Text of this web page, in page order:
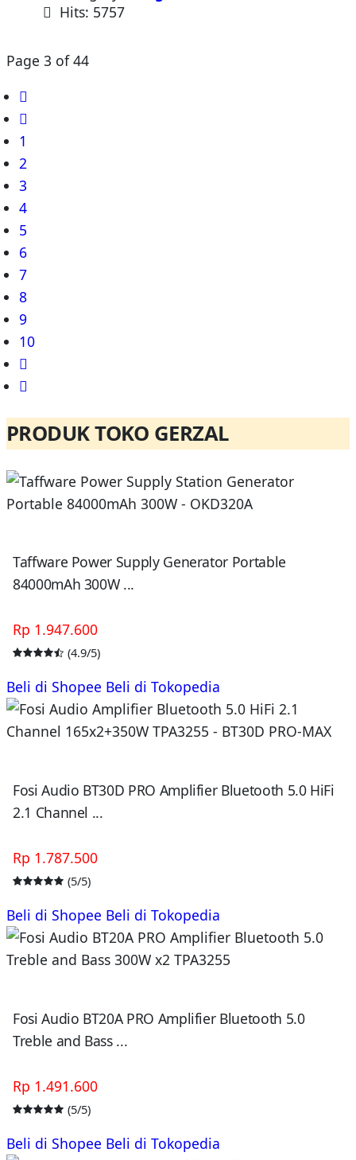
Hits: 5757
Page 3 of 44
1
2
3
4
5
6
7
8
9
10
PRODUK TOKO GERZAL
Taffware Power Supply Generator Portable
84000mAh 300W ...
Rp 1.947.600
(4.9/5)
Beli di Shopee Beli di Tokopedia
Fosi Audio BT30D PRO Amplifier Bluetooth 5.0 HiFi
2.1 Channel ...
Rp 1.787.500
(5/5)
Beli di Shopee Beli di Tokopedia
Fosi Audio BT20A PRO Amplifier Bluetooth 5.0
Treble and Bass ...
Rp 1.491.600
(5/5)
Beli di Shopee Beli di Tokopedia